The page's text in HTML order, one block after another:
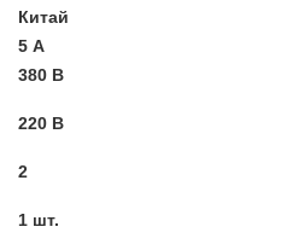
Китай
5 А
380 В
220 В
2
1 шт.